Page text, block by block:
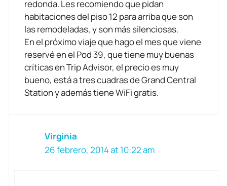
redonda. Les recomiendo que pidan
habitaciones del piso 12 para arriba que son
las remodeladas, y son más silenciosas.
En el próximo viaje que hago el mes que viene
reservé en el Pod 39, que tiene muy buenas
críticas en Trip Advisor, el precio es muy
bueno, está a tres cuadras de Grand Central
Station y además tiene WiFi gratis.
Virginia
26 febrero, 2014 at 10:22 am